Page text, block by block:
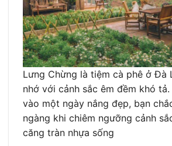
Lưng Chừng là tiệm cà phê ở Đà
nhớ với cảnh sắc êm đềm khó
vào một ngày nắng đẹp, bạn
ngàng khi chiêm ngưỡng cảnh
căng tràn nhựa sống